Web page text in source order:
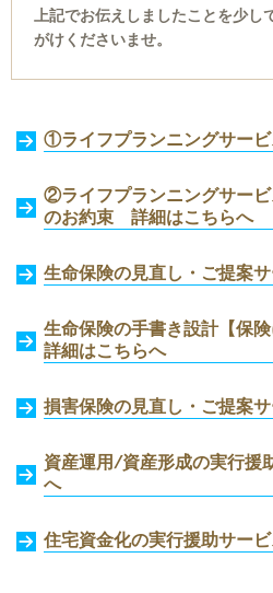
上記でお伝えしましたことを少
がけくださいませ。
①ライフプランニングサー
②ライフプランニングサー
のお約束 詳細はこちらへ
生命保険の見直し・ご提案
生命保険の手書き設計【保険
詳細はこちらへ
損害保険の見直し・ご提案
資産運用/資産形成の実行援
へ
住宅資金化の実行援助サー